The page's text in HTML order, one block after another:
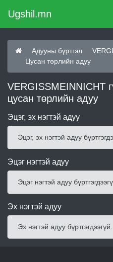
Ugshil.mn
Адууны бүртгэл
Цусан төрлийн адуу
VERGISSMEINNICHT
цусан төрлийн адуу
Эцэг, эх нэгтэй адуу
Эцэг, эх нэгтэй адуу
Эцэг нэгтэй адуу
Эцэг нэгтэй адуу
Эх нэгтэй адуу
Эх нэгтэй адуу бүртгэгдээгүй.